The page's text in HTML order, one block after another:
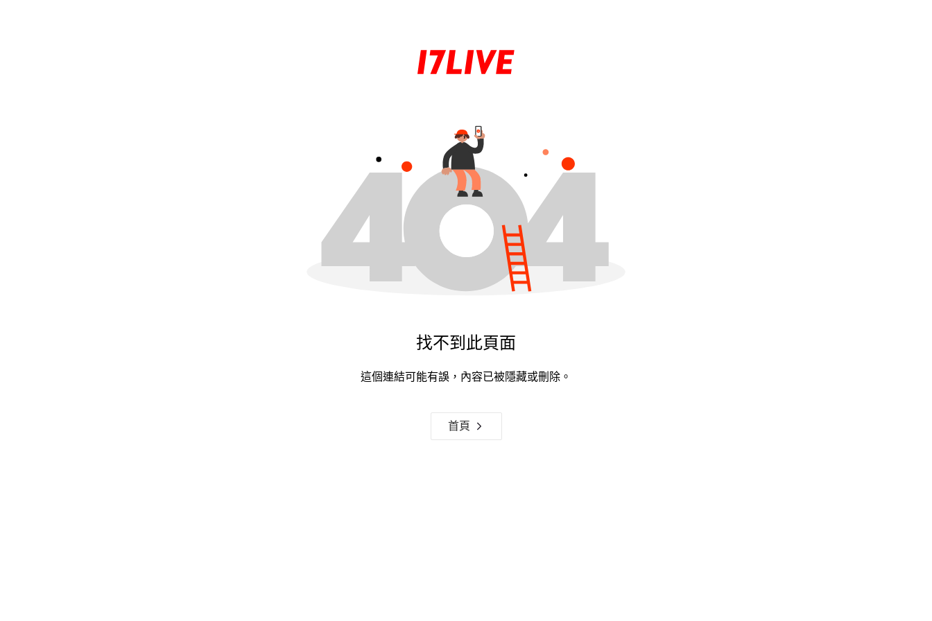
找不到此頁面
這個連結可能有誤，內容已被隱藏或刪除。
首頁